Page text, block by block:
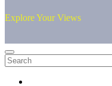
Explore Your Views